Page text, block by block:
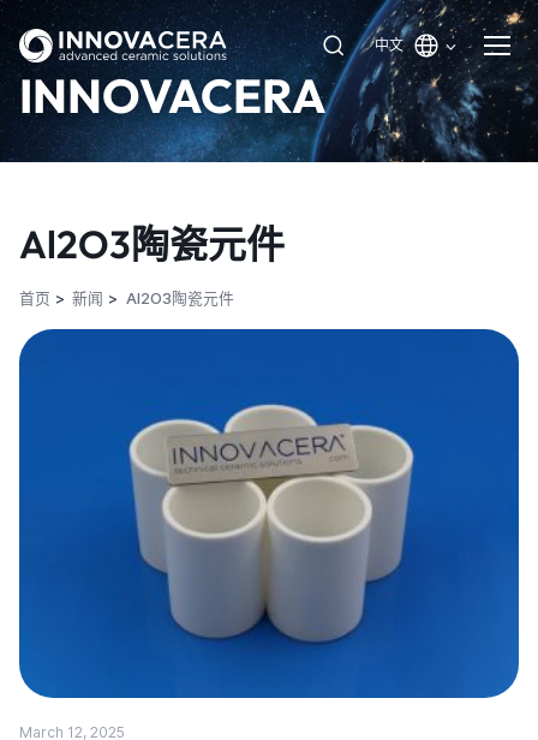
中文
INNOVACERA
Al2O3陶瓷元件
首页 新闻 Al2O3陶瓷元件
March 12, 2025